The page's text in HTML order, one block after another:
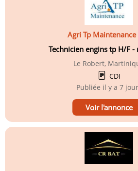
Agri Tp Maintenance
Technicien engins tp H/F -
Le Robert,
CDI
Publiée il y a 7
Voir l'annonce